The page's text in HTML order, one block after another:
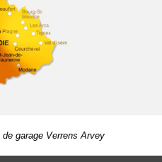
de garage Verrens Arvey